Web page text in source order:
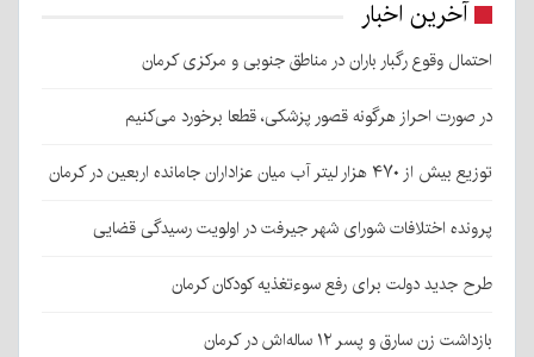
آخرین اخبار
احتمال وقوع رگبار باران در مناطق جنوبی و مرکزی کرمان
در صورت احراز هرگونه قصور پزشکی، قطعا برخورد می‌کنیم
توزیع بیش از ۴۷۰ هزار لیتر آب میان عزاداران جامانده اربعین در کرمان
پرونده اختلافات شورای شهر جیرفت در اولویت رسیدگی قضایی
طرح جدید دولت برای رفع سوءتغذیه کودکان کرمان
بازداشت زن سارق و پسر ۱۲ ساله‌اش در کرمان